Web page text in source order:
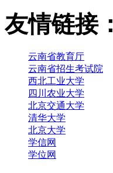
友情链接：
云南省教育厅
云南省招生考试院
西北工业大学
四川农业大学
北京交通大学
清华大学
北京大学
学信网
学位网